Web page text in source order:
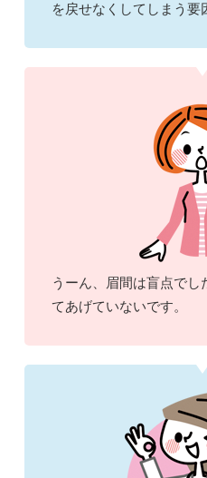
を戻せなくしてしまう要
うーん、眉間は盲点でし
てあげていないです。